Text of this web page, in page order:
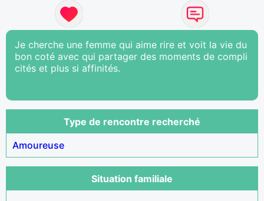
Je cherche une femme qui aime rire et voit la vie du
bon coté avec qui partager des moments de compli
cités et plus si affinités.
Type de rencontre recherché
Amoureuse
Situation familiale